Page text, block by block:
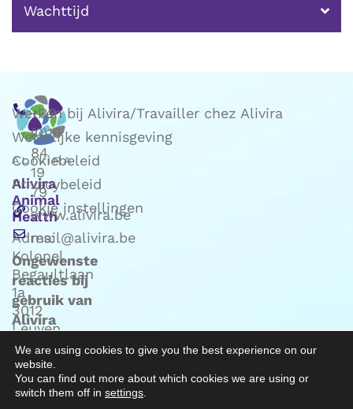
Wachttijd
Alivira
Animal
Health
Adres:
Kolonel
Begaultlaan
1a
3012
Leuven
(Belgie)
+32
(0)16
84
19
79
www.alivira.be
mail@alivira.be
Ongewenste
reacties bij
gebruik van
Alivira
mail naar
Phv@alivira.be
Werken bij Alivira/Travailler chez Alivira
Wettelijke kennisgeving
Cookiebeleid
Privacybeleid
Cookie instellingen
We are using cookies to give you the best experience on our
website.
You can find out more about which cookies we are using or
switch them off in settings